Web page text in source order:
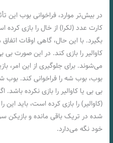
در بیش‌تر موارد، فراخوانی بوب این
کارت عدد (لکرا) از خال را بازی کرده
بگیرد. با این حال، گاهی اوقات
کاوالیر را بازی کند. در این صورت بی
می‌شوند. برای جلوگیری از این امر،
بوب، بوب شه را فراخوانی کند. بوب
بی بی یا کاوالیر را بازی نکرده
(کاوالیر) را بازی کرده است، باید این
شده‌ در تریک باقی مانده‌ و بازیکن
خود نگه می‌دارد.